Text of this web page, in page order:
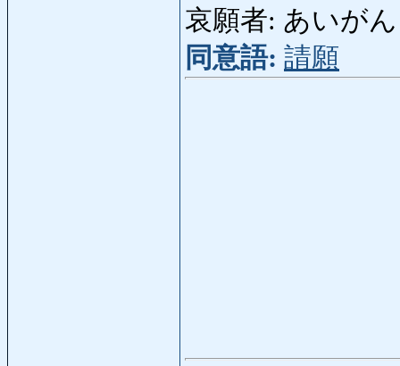
哀願者: あいが
同意語: 請願